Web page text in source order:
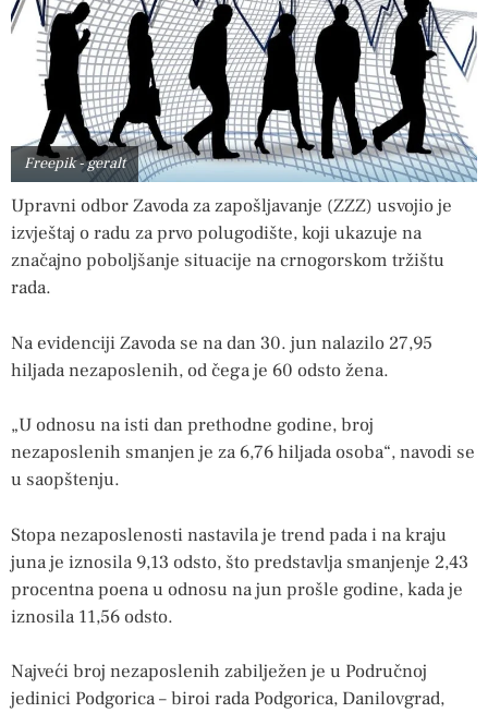
Freepik - geralt
Upravni odbor Zavoda za zapošljavanje (ZZZ) usvojio je
izvještaj o radu za prvo polugodište, koji ukazuje na
značajno poboljšanje situacije na crnogorskom tržištu
rada.
Na evidenciji Zavoda se na dan 30. jun nalazilo 27,95
hiljada nezaposlenih, od čega je 60 odsto žena.
„U odnosu na isti dan prethodne godine, broj
nezaposlenih smanjen je za 6,76 hiljada osoba“, navodi se
u saopštenju.
Stopa nezaposlenosti nastavila je trend pada i na kraju
juna je iznosila 9,13 odsto, što predstavlja smanjenje 2,43
procentna poena u odnosu na jun prošle godine, kada je
iznosila 11,56 odsto.
Najveći broj nezaposlenih zabilježen je u Područnoj
jedinici Podgorica – biroi rada Podgorica, Danilovgrad,